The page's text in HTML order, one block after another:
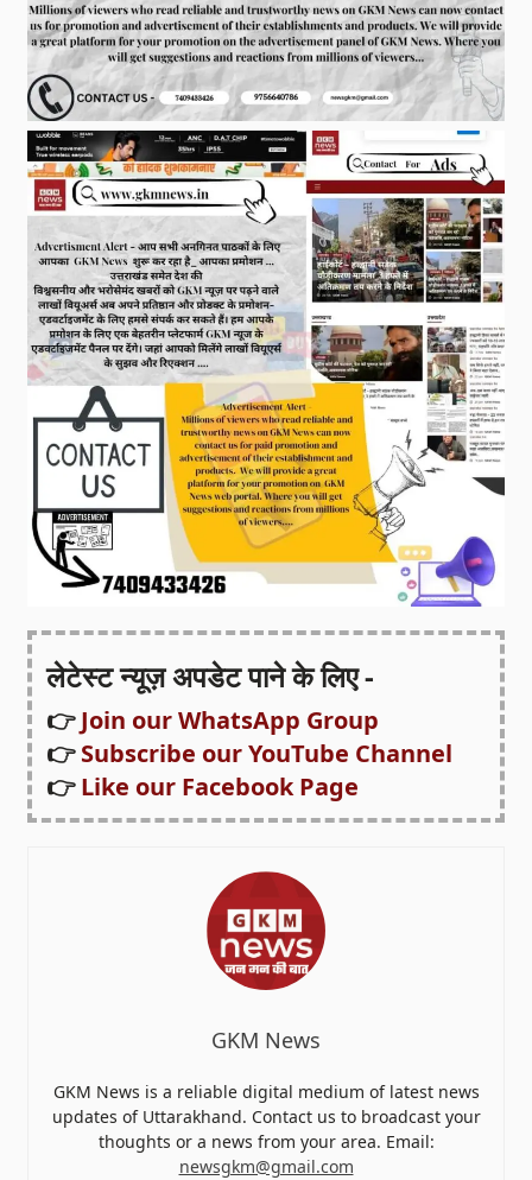
लेटेस्ट न्यूज़ अपडेट पाने के लिए -
👉Join our WhatsApp Group
👉Subscribe our YouTube Channel
👉Like our Facebook Page
GKM News
GKM News is a reliable digital medium of latest news
updates of Uttarakhand. Contact us to broadcast your
thoughts or a news from your area. Email:
newsgkm@gmail.com